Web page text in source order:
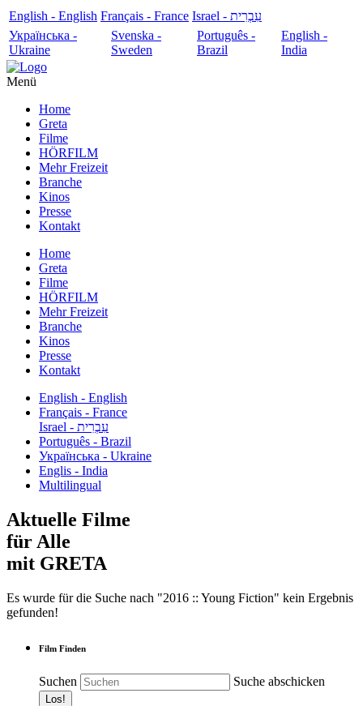
English - English Français - France
עִבְרִית - Israel
Українська -
Ukraine
Svenska -
Sweden
Português -
Brazil
English -
India
Menü
Home
Greta
Filme
HÖRFILM
Mehr Freizeit
Branche
Kinos
Presse
Kontakt
Home
Greta
Filme
HÖRFILM
Mehr Freizeit
Branche
Kinos
Presse
Kontakt
English - English
Français - France
עִבְרִית - Israel
Português - Brazil
Українська - Ukraine
Englis - India
Multilingual
Aktuelle Filme
für Alle
mit GRETA
Es wurde für die Suche nach "2016 :: Young Fiction" kein Ergebnis
gefunden!
Film Finden
Suchen Suche abschicken